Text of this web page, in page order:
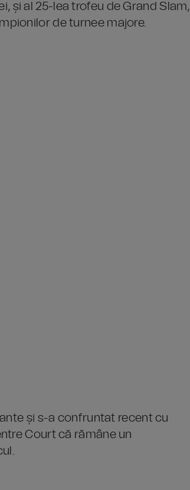
și al 25-lea trofeu de Grand Slam,
de turnee majore.
și s-a confruntat recent cu
Court că rămâne un